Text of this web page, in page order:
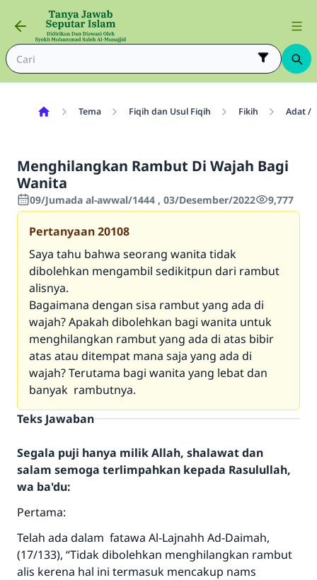
Tema Fiqih dan Usul Fiqih Fikih Adat /
Menghilangkan Rambut Di Wajah Bagi
Wanita
09/Jumada al-awwal/1444 , 03/Desember/2022 9,777
Pertanyaan20108
Saya tahu bahwa seorang wanita tidak
dibolehkan mengambil sedikitpun dari rambut
alisnya.
Bagaimana dengan sisa rambut yang ada di
wajah? Apakah dibolehkan bagi wanita untuk
menghilangkan rambut yang ada di atas bibir
atas atau ditempat mana saja yang ada di
wajah? Terutama bagi wanita yang lebat dan
banyak rambutnya.
Teks Jawaban
Segala puji hanya milik Allah, shalawat dan
salam semoga terlimpahkan kepada Rasulullah,
wa ba'du:
Pertama:
Telah ada dalam fatawa Al-Lajnahh Ad-Daimah,
(17/133), “Tidak dibolehkan menghilangkan rambut
alis kerena hal ini termasuk mencakup nams